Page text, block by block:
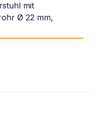
mit
Ø 22 mm,